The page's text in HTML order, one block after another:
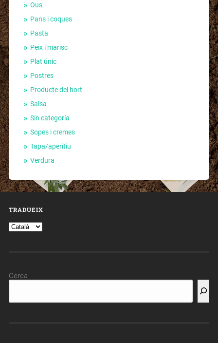
Ous
Pans i coques
Pasta
Peix i marisc
Plat únic
Postres
Producte del hort
Salsa
Sin categoría
Sopes i cremes
Tapa/aperitiu
Verdura
TRADUEIX
Cerca